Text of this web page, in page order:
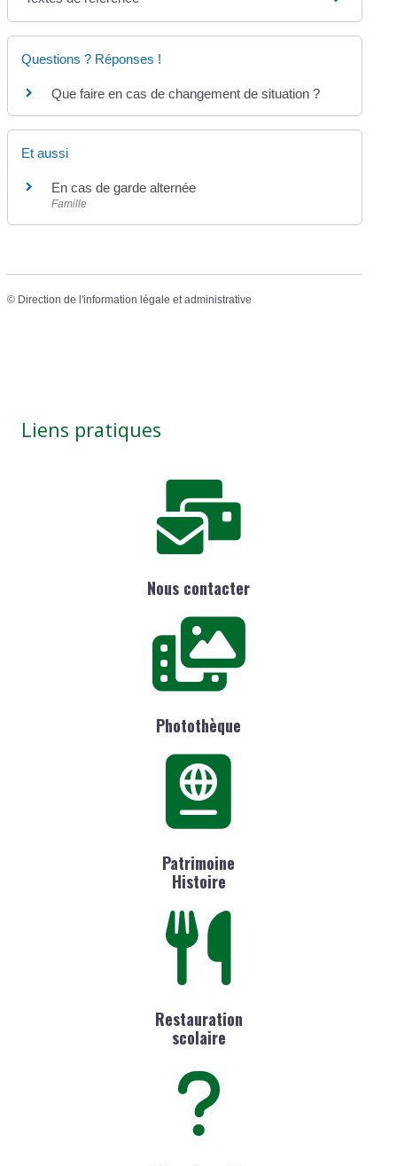
Questions ? Réponses !
Que faire en cas de changement de situation ?
Et aussi
En cas de garde alternée
Famille
© Direction de l'information légale et administrative
Liens pratiques
Nous contacter
Photothèque
Patrimoine
Histoire
Restauration
scolaire